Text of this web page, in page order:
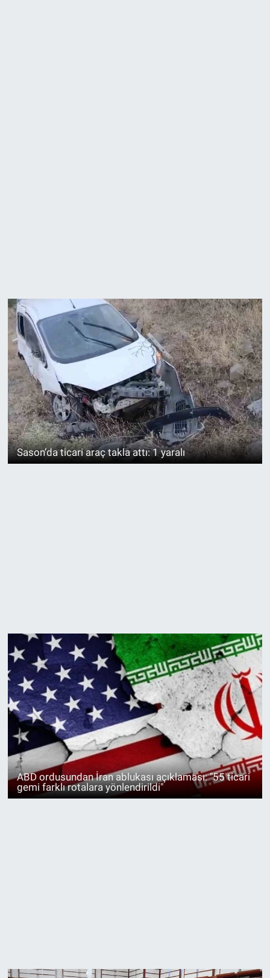
Sason’da ticari araç takla attı: 1 yaralı
ABD ordusundan İran ablukası açıklaması: "55 ticari
gemi farklı rotalara yönlendirildi"